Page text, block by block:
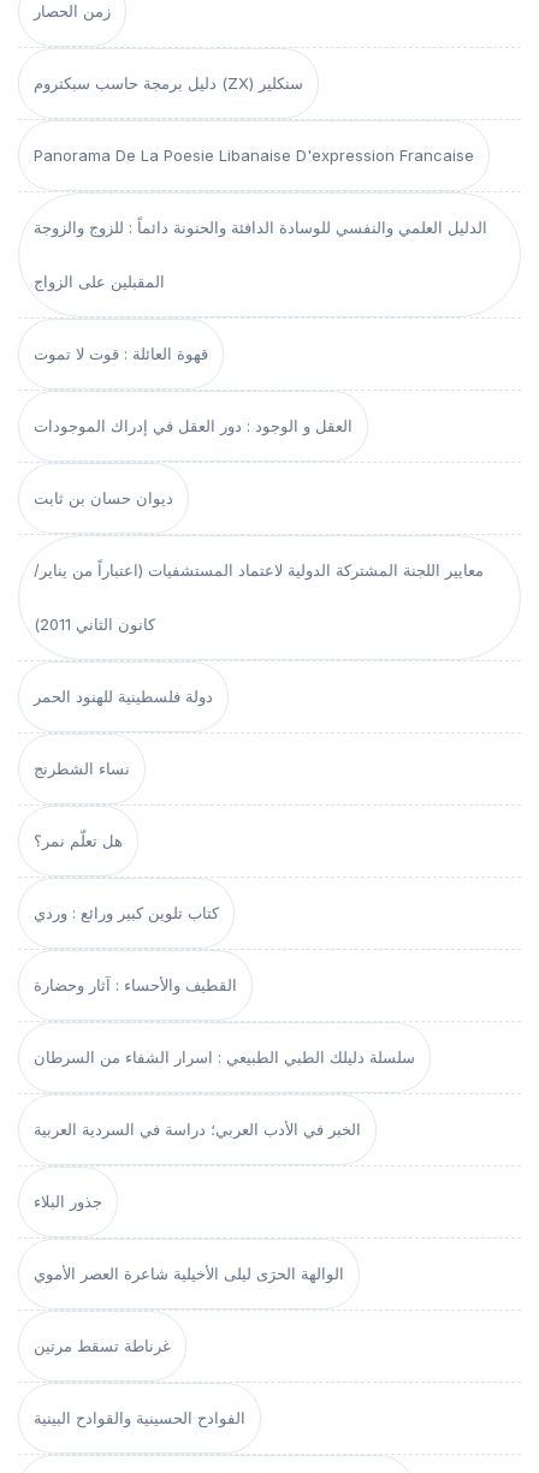
زمن الحصار
دليل برمجة حاسب سبكتروم (ZX) سنكلير
Panorama De La Poesie Libanaise D'expression Francaise
الدليل العلمي والنفسي للوسادة الدافئة والحنونة دائماً : للزوج والزوجة
المقبلين على الزواج
قهوة العائلة : قوت لا تموت
العقل و الوجود : دور العقل في إدراك الموجودات
ديوان حسان بن ثابت
معايير اللجنة المشتركة الدولية لاعتماد المستشفيات (اعتباراً من يناير/
كانون الثاني 2011)
دولة فلسطينية للهنود الحمر
نساء الشطرنج
هل تعلّم نمر؟
كتاب تلوين كبير ورائع : وردي
القطيف والأحساء : آثار وحضارة
سلسلة دليلك الطبي الطبيعي : اسرار الشفاء من السرطان
الخبر في الأدب العربي؛ دراسة في السردية العربية
جذور البلاء
الوالهة الحرَى ليلى الأخيلية شاعرة العصر الأموي
غرناطة تسقط مرتين
الفوادح الحسينية والقوادح البينية